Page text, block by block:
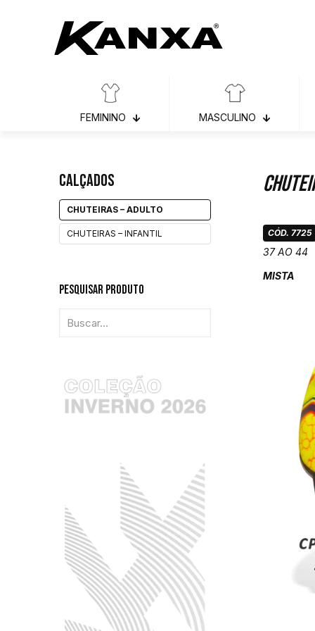
FEMININO MASCULINO
Calçados
CHUTEIRAS – ADULTO
CHUTEIRAS – INFANTIL
Pesquisar Produto
CÓD. 7725
37 AO 44
MISTA